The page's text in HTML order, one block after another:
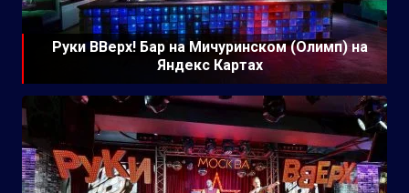
Руки ВВерх! Бар на Мичуринском (Олимп) на
Яндекс Картах